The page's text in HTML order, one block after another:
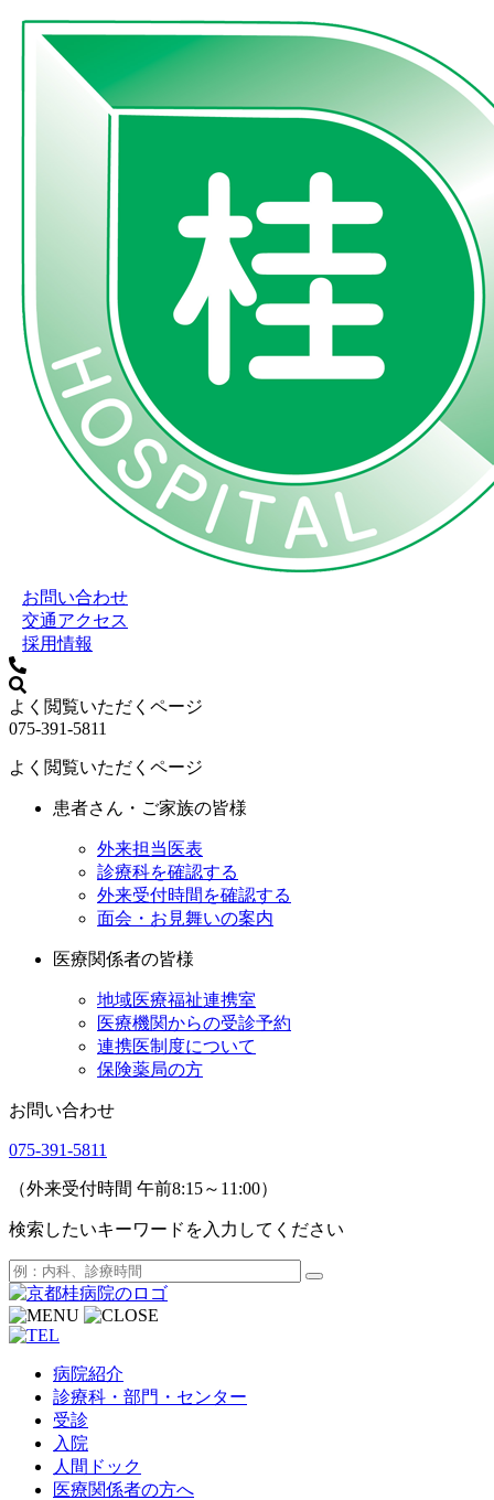
お問い合わせ
交通アクセス
採用情報
よく閲覧いただくページ
075-391-5811
よく閲覧いただくページ
患者さん・ご家族の皆様
外来担当医表
診療科を確認する
外来受付時間を確認する
面会・お見舞いの案内
医療関係者の皆様
地域医療福祉連携室
医療機関からの受診予約
連携医制度について
保険薬局の方
お問い合わせ
075-391-5811
（外来受付時間 午前8:15～11:00）
検索したいキーワードを入力してください
病院紹介
診療科・部門・センター
受診
入院
人間ドック
医療関係者の方へ